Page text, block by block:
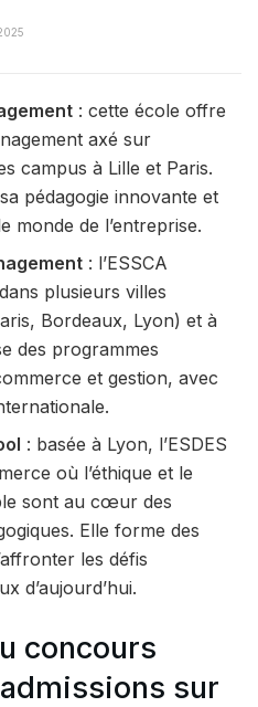
: cette école offre
axé sur
campus à Lille et Paris.
pédagogie innovante et
monde de l’entreprise.
: l’ESSCA
plusieurs villes
Bordeaux, Lyon) et à
des programmes
et gestion, avec
: basée à Lyon, l’ESDES
où l’éthique et le
sont au cœur des
Elle forme des
les défis
d’aujourd’hui.
concours
sur